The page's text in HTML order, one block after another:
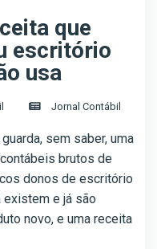
que
escritório
usa
Jornal Contábil
sem saber, uma
brutos de
donos de escritório
e já são
novo, e uma receita